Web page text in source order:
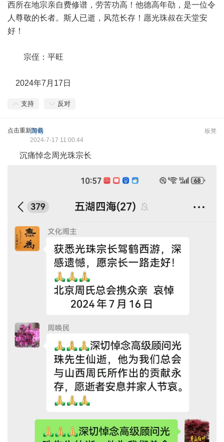
西所在地宗亲自费修谱，劳苦功高！他德高年劭，是一位令
人尊敬的长者。斯人已逝，风范长存！愿光珠叔在天堂安
好！
宗侄：平旺
2024年7月17日
支持 反对
点击重新加载 板凳
周奇
2024-7-17 11:00:44
沉痛悼念周光珠宗长